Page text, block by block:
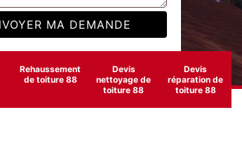
Rehaussement
de toiture 88
Devis
nettoyage de
toiture 88
Devis
réparation de
toiture 88